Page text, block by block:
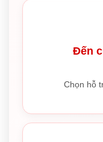
Đến
Chọn hỗ